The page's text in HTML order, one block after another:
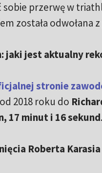
przerwę w
została odwołana
jaki jest aktualny
stronie
2018 roku do
17 minut i 16 sekund.
Roberta Karasia